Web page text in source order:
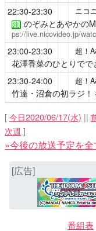
22:30-23:30 ニコ
注 のぞみとあやかの
ps://live.nicovideo.jp/
23:00-23:30 超！
花澤香菜のひとりでで
23:30-24:00 超！
竹達・沼倉の初ラジ！
[ 今日2020/06/17(水) ||
次週 ]
»今後の放送予定を
[広告]
番組表